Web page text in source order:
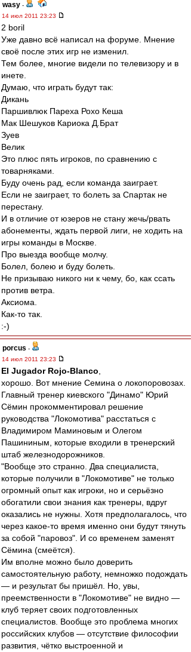
wasy -
14 июл 2011 23:23
2 boril
Уже давно всё написал на форуме. Мнение
своё после этих игр не изменил.
Тем более, многие видели по телевизору и в
инете.
Думаю, что играть будут так:
Дикань
Паршивлюк Пареха Рохо Кеша
Мак Шешуков Кариока Д.Брат
Зуев
Велик
Это плюс пять игроков, по сравнению с
товарняками.
Буду очень рад, если команда заиграет.
Если не заиграет, то болеть за Спартак не
перестану.
И в отличие от юзеров не стану жечь/рвать
абонементы, ждать первой лиги, не ходить на
игры команды в Москве.
Про выезда вообще молчу.
Болел, болею и буду болеть.
Не призываю никого ни к чему, бо, как ссать
против ветра.
Аксиома.
Как-то так.
:-)
porcus -
14 июл 2011 23:23
El Jugador Rojo-Blanco
хорошо. Вот мнение Семина о локопоровозах.
Главный тренер киевского "Динамо" Юрий
Сёмин прокомментировал решение
руководства "Локомотива" расстаться с
Владимиром Маминовым и Олегом
Пашининым, которые входили в тренерский
штаб железнодорожников.
"Вообще это странно. Два специалиста,
которые получили в "Локомотиве" не только
огромный опыт как игроки, но и серьёзно
обогатили свои знания как тренеры, вдруг
оказались не нужны. Хотя предполагалось, что
через какое-то время именно они будут тянуть
за собой "паровоз". И со временем заменят
Сёмина (смеётся).
Им вполне можно было доверить
самостоятельную работу, немножко подождать
— и результат бы пришёл. Но, увы,
преемственности в "Локомотиве" не видно —
клуб теряет своих подготовленных
специалистов. Вообще это проблема многих
российских клубов — отсутствие философии
развития, чётко выстроенной и